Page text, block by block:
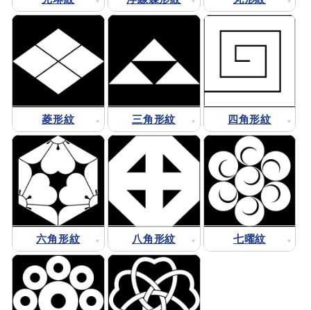
菱形紋 三角形紋 四角形紋
六角形紋 八角形紋 七曜紋